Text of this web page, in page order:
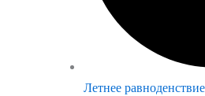
Летнее